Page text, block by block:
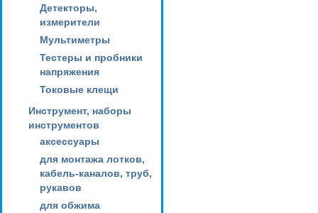
Детекторы,
измерители
Мультиметры
Тестеры и пробники
напряжения
Токовые клещи
Инструмент, наборы
инструментов
аксессуары
для монтажа лотков,
кабель-каналов, труб,
рукавов
для обжима